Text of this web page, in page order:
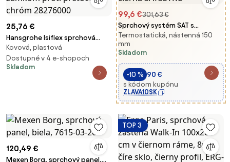
25,76 €
Hansgrohe Isiflex sprchová
hadica so zámkom proti
pretočeniu chróm 28276000
Kovová, plastová
Dostupné v 4 e-shopoch
Skladom
99,6 €301,63 €
Sprchový systém SAT s
termostatickou batériou
čierna SATSSTKC
Termostatická, nástenná 150
mm
Skladom
-10 % 90 €
s kódom kupónu
ZLAVA10SK
120,49 €
Mexen Borg, sprchový panel,
TOP 3